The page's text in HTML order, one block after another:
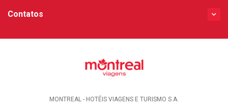
Contatos
MONTREAL - HOTÉIS VIAGENS E TURISMO S.A.